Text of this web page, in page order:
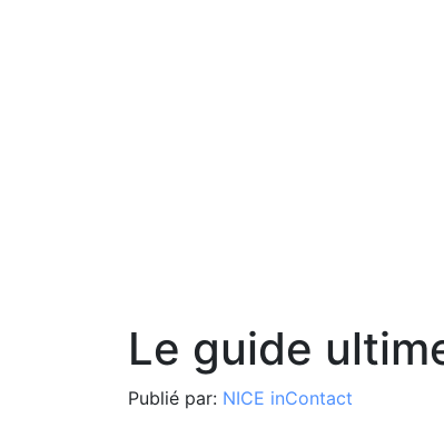
Le guide
Publié par: NICE inContact